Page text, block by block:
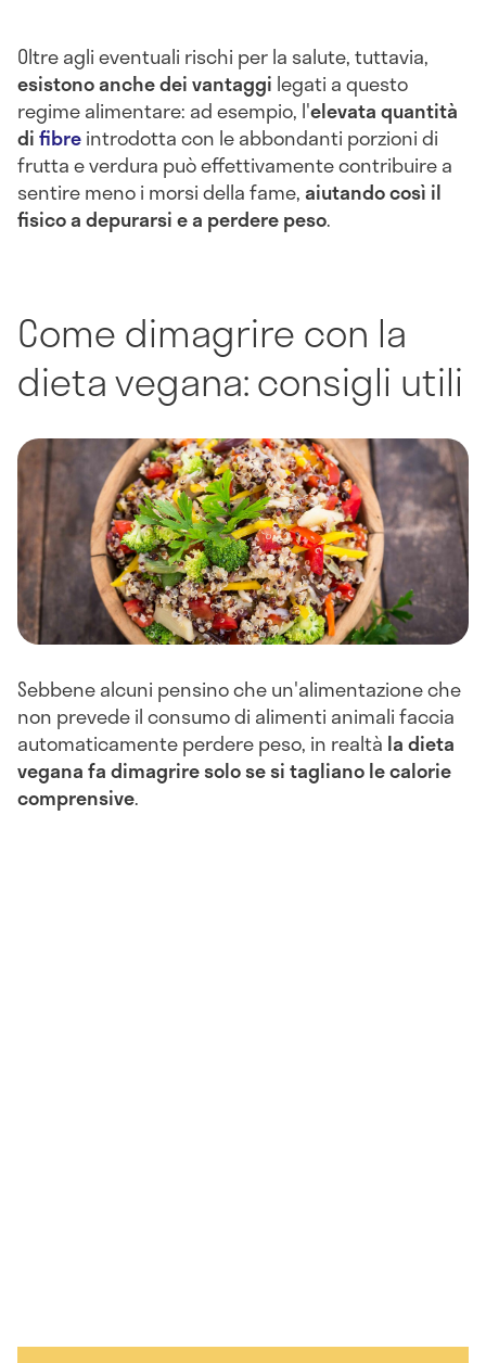
Oltre agli eventuali rischi per la salute, tuttavia,
esistono anche dei vantaggi legati a questo
regime alimentare: ad esempio, l'elevata quantità
difibreintrodotta con le abbondanti porzioni di
frutta e verdura può effettivamente contribuire a
sentire meno i morsi della fame,aiutando così il
fisico a depurarsi e a perdere peso.
Come dimagrire con la
dieta vegana: consigli utili
Sebbene alcuni pensino che un'alimentazione che
non prevede il consumo di alimenti animali faccia
automaticamente perdere peso, in realtà la dieta
vegana fa dimagrire solo se si tagliano le calorie
comprensive.